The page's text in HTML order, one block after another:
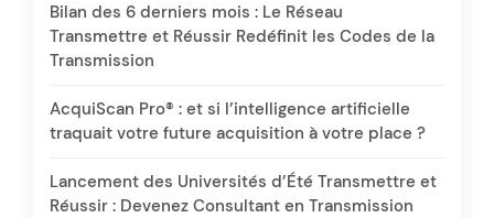
Bilan des 6 derniers mois : Le Réseau
Transmettre et Réussir Redéfinit les Codes de la
Transmission
AcquiScan Pro® : et si l’intelligence artificielle
traquait votre future acquisition à votre place ?
Lancement des Universités d’Été Transmettre et
Réussir : Devenez Consultant en Transmission